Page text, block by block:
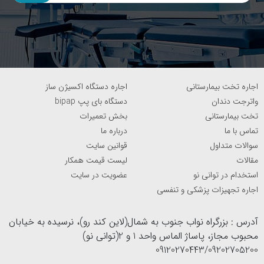
ریه‌ها
می‌کند.
Pressure
Control (PC)
فشار
مشخصی
محافظت از
ریه در برابر
فشار زیاد
ریوی مثل
(Continuous
Positive
Airway
فشار
ثابت در
کل
چرخه
داشتن
راه‌های
بیماران با
اجاره تخت بیمارستانی
اجاره دستگاه اکسیژن ساز
واترجت دندان
دستگاه بای پپ bipap
تخت بیمارستانی
بخش تعمیرات
تماس با ما
درباره ما
سوالات متداول
قوانین سایت
مقالات
لیست قیمت همکار
استخدام در توانی نو
عضویت در سایت
اجاره تجهیزات پزشکی و تنفسی
آدرس : بزرگراه نواب جنوب به شمال(لاین کند رو)، نرسیده به خیابان
محبوب مجاز، پاساژ الماس واحد 1 و 2(توانی نو)
09120270443/09202705200